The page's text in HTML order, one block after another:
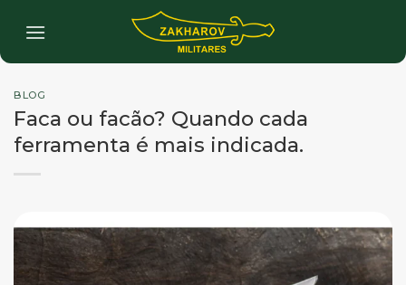
content
BLOG
Faca ou facão? Quando cada
ferramenta é mais indicada.